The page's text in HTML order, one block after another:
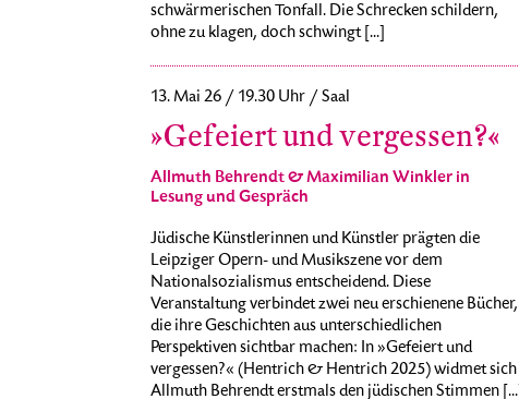
schwärmerischen Tonfall. Die Schrecken schildern,
ohne zu klagen, doch schwingt [...]
13. Mai 26 / 19.30 Uhr / Saal
»Gefeiert und vergessen?«
Allmuth Behrendt & Maximilian Winkler in
Lesung und Gespräch
Jüdische Künstlerinnen und Künstler prägten die
Leipziger Opern- und Musikszene vor dem
Nationalsozialismus entscheidend. Diese
Veranstaltung verbindet zwei neu erschienene Bücher,
die ihre Geschichten aus unterschiedlichen
Perspektiven sichtbar machen: In »Gefeiert und
vergessen?« (Hentrich & Hentrich 2025) widmet sich
Allmuth Behrendt erstmals den jüdischen Stimmen [...]